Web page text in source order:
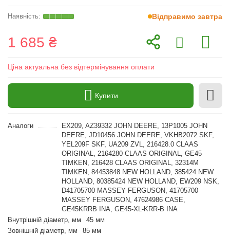
Відправимо завтра
1 685 ₴
Ціна актуальна без відтермінування оплати
Купити
Аналоги
EX209, AZ39332 JOHN DEERE, 13P1005 JOHN
DEERE, JD10456 JOHN DEERE, VKHB2072 SKF,
YEL209F SKF, UA209 ZVL, 216428.0 CLAAS
ORIGINAL, 2164280 CLAAS ORIGINAL, GE45
TIMKEN, 216428 CLAAS ORIGINAL, 32314M
TIMKEN, 84453848 NEW HOLLAND, 385424 NEW
HOLLAND, 80385424 NEW HOLLAND, EW209 NSK,
D41705700 MASSEY FERGUSON, 41705700
MASSEY FERGUSON, 47624986 CASE,
GE45KRRB INA, GE45-XL-KRR-B INA
Внутрішній діаметр, мм
45 мм
Зовнішній діаметр, мм
85 мм